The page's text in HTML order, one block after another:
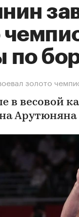
по
золото
в весовой